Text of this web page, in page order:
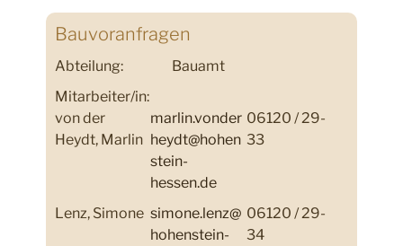
Bauvoranfragen
Abteilung:
Bauamt
Mitarbeiter/in:
von der
Heydt, Marlin
marlin.vonder
heydt@hohen
stein-
hessen.de
06120 / 29-
33
Lenz, Simone simone.lenz@
hohenstein-
06120 / 29-
34